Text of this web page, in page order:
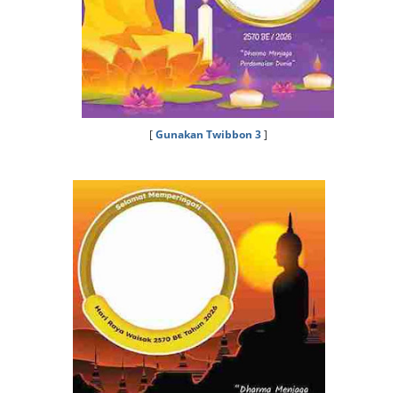
[Gunakan Twibbon 3]